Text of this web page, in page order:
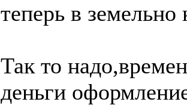
теперь в
Так то
деньги